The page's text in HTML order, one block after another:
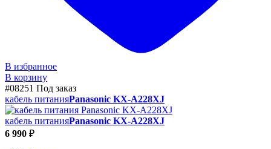
В избранное
В корзину
#08251 Под заказ
кабель питанияPanasonic KX-A228XJ
кабель питанияPanasonic KX-A228XJ
6 990 ₽